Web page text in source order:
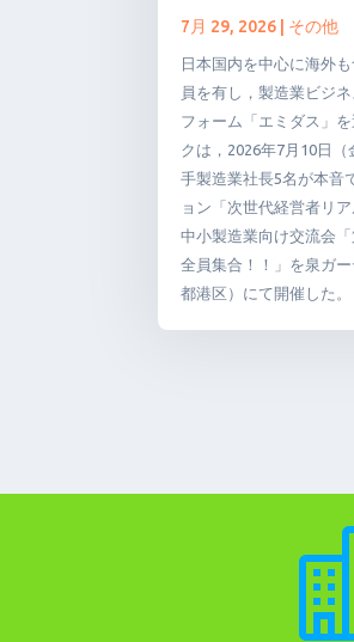
7月 29, 2026 その他
日本国内を中心に海外
員を有し，製造業ビジ
フォーム「エミダス」
クは，2026年7月10日
手製造業社長5名が本音
ョン「次世代経営者リ
中小製造業向け交流会「
全員集合！！」を泉ガ
都港区）にて開催した。